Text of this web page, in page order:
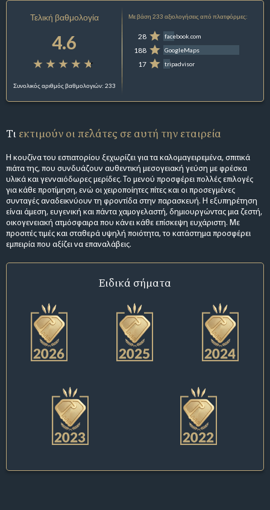
Τελική βαθμολογία
4.6
Συνολικός αριθμός βαθμολογιών: 233
Με βάση 233 αξιολογήσεις από πλατφόρμες:
28 facebook.com
188 GoogleMaps
17 tripadvisor
Τι εκτιμούν οι πελάτες σε αυτή την εταιρεία
Η κουζίνα του εστιατορίου ξεχωρίζει για τα καλομαγειρεμένα, σπιτικά
πιάτα της, που συνδυάζουν αυθεντική μεσογειακή γεύση με φρέσκα
υλικά και γενναιόδωρες μερίδες. Το μενού προσφέρει πολλές επιλογές
για κάθε προτίμηση, ενώ οι χειροποίητες πίτες και οι προσεγμένες
συνταγές αναδεικνύουν τη φροντίδα στην παρασκευή. Η εξυπηρέτηση
είναι άμεση, ευγενική και πάντα χαμογελαστή, δημιουργώντας μια ζεστή,
οικογενειακή ατμόσφαιρα που κάνει κάθε επίσκεψη ευχάριστη. Με
προσιτές τιμές και σταθερά υψηλή ποιότητα, το κατάστημα προσφέρει
εμπειρία που αξίζει να επαναλάβεις.
Ειδικά σήματα